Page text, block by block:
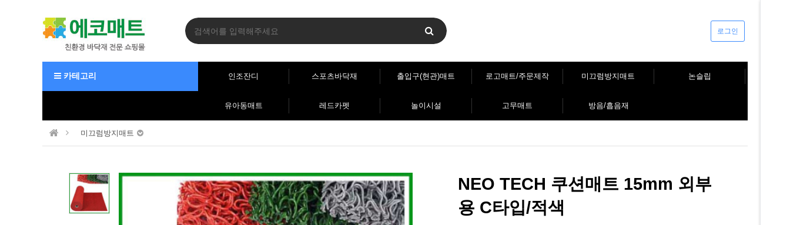
로그인
카테고리 인조잔디 스포츠바닥재 출입구(현관)매트 로고매트/주문제작 미끄럼방지매트 논슬립
유아동매트 레드카펫 놀이시설 고무매트 방음/흡음재
미끄럼방지매트
NEO TECH 쿠션매트 15mm 외부
용 C타입/적색